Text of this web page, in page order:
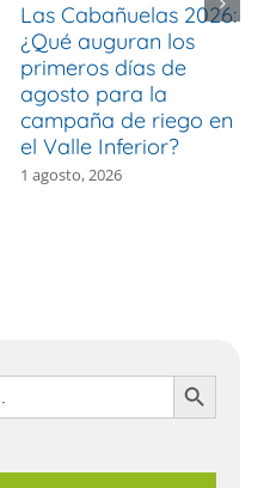
Las Cabañuelas 2026:
¿Qué auguran los
primeros días de
agosto para la
campaña de riego en
el Valle Inferior?
1 agosto, 2026
Botón de búsqueda